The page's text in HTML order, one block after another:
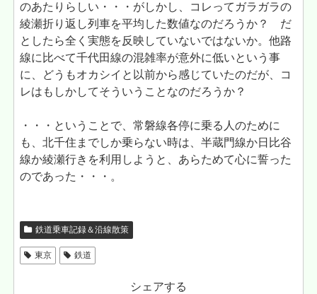
のあたりらしい・・・がしかし、コレってガラガラの
綾瀬折り返し列車を平均した数値なのだろうか？ だ
としたら全く実態を反映していないではないか。他路
線に比べて千代田線の混雑率が意外に低いという事
に、どうもオカシイと以前から感じていたのだが、コ
レはもしかしてそういうことなのだろうか？
・・・ということで、常磐線各停に乗る人のために
も、北千住までしか乗らない時は、半蔵門線か日比谷
線か綾瀬行きを利用しようと、あらためて心に誓った
のであった・・・。
鉄道乗車記録＆沿線散策
東京 鉄道
シェアする